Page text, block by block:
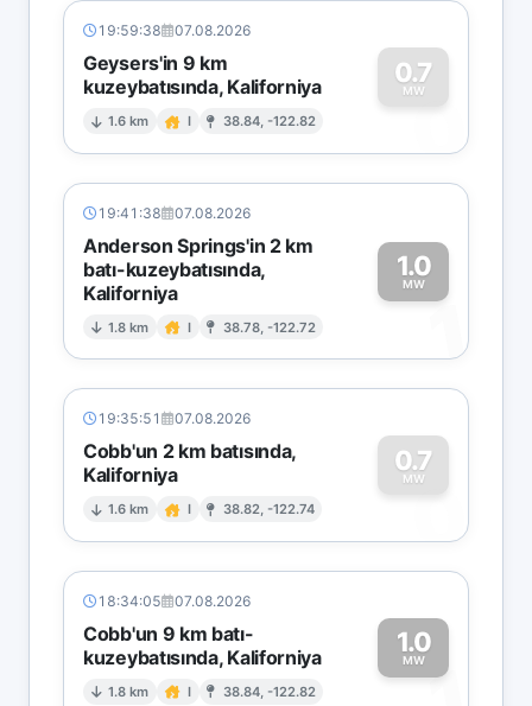
19:59:38 07.08.2026
Geysers'in 9 km
kuzeybatısında, Kaliforniya
1.6 km I 38.84, -122.82
0.7
MW
0
19:41:38 07.08.2026
Anderson Springs'in 2 km
batı-kuzeybatısında,
Kaliforniya
1.8 km I 38.78, -122.72
1.0
MW
1
19:35:51 07.08.2026
Cobb'un 2 km batısında,
Kaliforniya
1.6 km I 38.82, -122.74
0.7
MW
0
18:34:05 07.08.2026
Cobb'un 9 km batı-
kuzeybatısında, Kaliforniya
1.8 km I 38.84, -122.82
1.0
MW